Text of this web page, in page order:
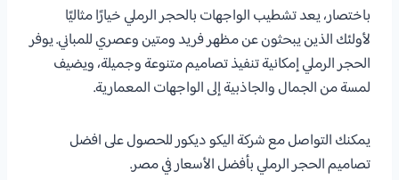
باختصار، يعد تشطيب الواجهات بالحجر الرملي خيارًا مثاليًا
لأولئك الذين يبحثون عن مظهر فريد ومتين وعصري للمباني. يوفر
الحجر الرملي إمكانية تنفيذ تصاميم متنوعة وجميلة، ويضيف
لمسة من الجمال والجاذبية إلى الواجهات المعمارية.
يمكنك التواصل مع شركة اليكو ديكور للحصول على افضل
تصاميم الحجر الرملي بأفضل الأسعار في مصر.